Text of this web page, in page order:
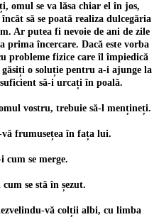
omul se va lăsa chiar el în jos,
să se poată realiza dulcegăria
Ar putea fi nevoie de ani de zile
încercare. Dacă este vorba
probleme fizice care îl împiedică
găsiți o soluție pentru a-i ajunge la
să-i urcați în poală.
vostru, trebuie să-l mențineți.
frumusețea în fața lui.
se merge.
se stă în șezut.
vă colții albi, cu limba